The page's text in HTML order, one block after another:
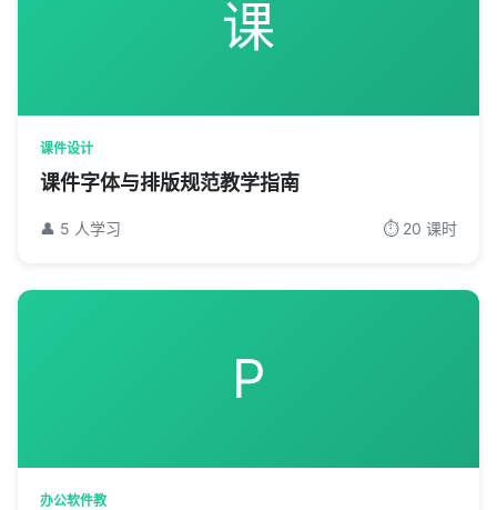
课
课件设计
课件字体与排版规范教学指南
👤 5 人学习 ⏱️ 20 课时
P
办公软件教